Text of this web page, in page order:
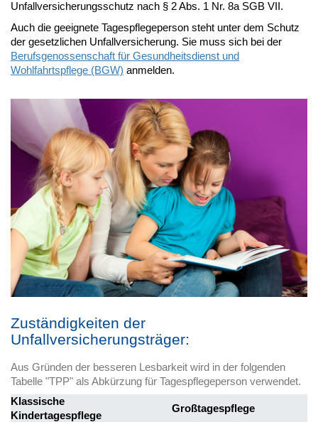
Unfallversicherungsschutz nach § 2 Abs. 1 Nr. 8a SGB VII.
Auch die geeignete Tagespflegeperson steht unter dem Schutz
der gesetzlichen Unfallversicherung. Sie muss sich bei der
Berufsgenossenschaft für Gesundheitsdienst und
Wohlfahrtspflege (BGW) anmelden.
Zuständigkeiten der
Unfallversicherungsträger:
Aus Gründen der besseren Lesbarkeit wird in der folgenden
Tabelle "TPP" als Abkürzung für Tagespflegeperson verwendet.
Klassische
Kindertagespflege
Großtagespflege